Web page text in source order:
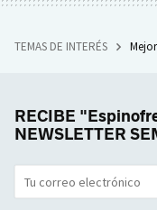
TEMAS DE INTERÉS
RECIBE
NEWSLETTER